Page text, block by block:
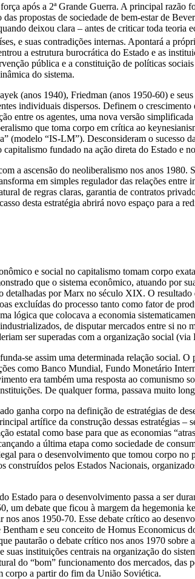
após a 2ª Grande Guerra. A principal
propostas de sociedade de bem-estar de
deixou clara – antes de criticar toda
e suas contradições internas. Apontará a
a estrutura burocrática do Estado e as
pública e a constituição de políticas
do sistema.
(anos 1940), Friedman (anos 1950-60) e
individuais dispersos. Definem o
entre os agentes, uma nova versão
que toma corpo em crítica ao
(modelo “IS-LM”). Desconsideram o sucesso
fundado na ação direta do Estado e
a ascensão do neoliberalismo nos anos
em simples regulador das relações
de regras claras, garantia de contratos
desta estratégia abrirá novo espaço para a
e social no capitalismo tomam corpo
que o sistema econômico, atuando por
detalhadas por Marx no século XIX. O
excluídas do processo tanto como fator de
lógica que colocava a economia
de disputar mercados entre si
ser superadas com a organização social
se assim uma determinada relação social.
como Banco Mundial, Fundo Monetário
era também uma resposta ao
De qualquer forma, passava muito
ganha corpo na definição de estratégias de
artífice da construção dessas estratégias
estatal como base para que as economias
a última etapa como sociedade de
para o desenvolvimento que tomou corpo
construídos pelos Estados Nacionais,
Estado para o desenvolvimento passa a ser
um debate que ficou à margem da hegemonia
anos 1950-70. Esse debate crítico ao
e seu conceito de Homus Economicus
pautarão o debate crítico nos anos 1970
instituições centrais na organização do
do “bom” funcionamento dos mercados,
corpo a partir do fim da União Soviética.